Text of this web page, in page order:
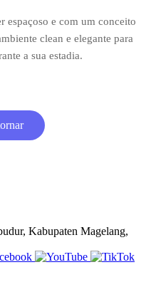
espaçoso e com um conceito
clean e elegante para
a sua estadia.
Kabupaten Magelang,